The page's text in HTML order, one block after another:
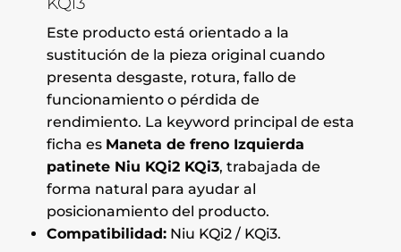
Este producto está orientado a la
sustitución de la pieza original cuando
presenta desgaste, rotura, fallo de
funcionamiento o pérdida de
rendimiento. La keyword principal de esta
ficha es Maneta de freno Izquierda
patinete Niu KQi2 KQi3, trabajada de
forma natural para ayudar al
posicionamiento del producto.
Compatibilidad:Niu KQi2 / KQi3.